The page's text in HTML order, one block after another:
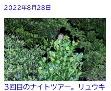
2022年8月28日
3回目のナイトツアー。リュウキ